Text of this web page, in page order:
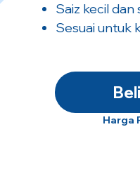
Saiz kecil
​Sesuai untuk
Harga